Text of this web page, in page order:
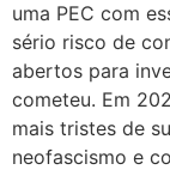
uma PEC com
sério risco de
abertos para
cometeu. Em
mais tristes de
neofascismo e